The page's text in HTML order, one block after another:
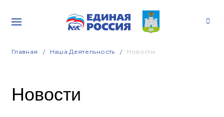
Главная Наша Деятельность Новости
Новости